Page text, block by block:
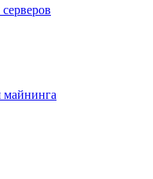
майнинга